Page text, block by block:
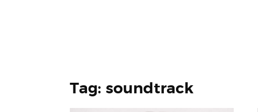
Tag: soundtrack